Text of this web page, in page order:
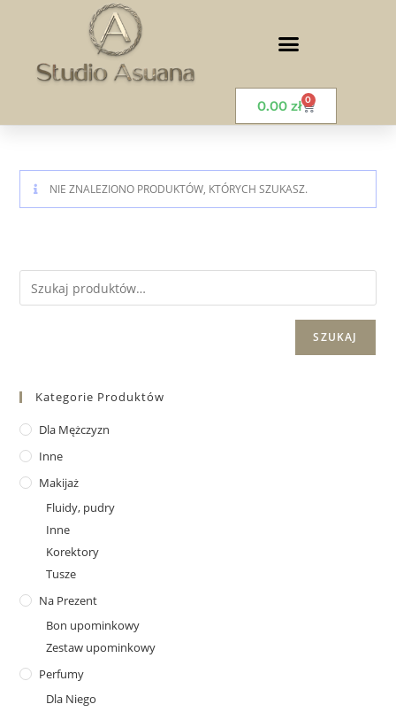
0.00 zł 0
NIE ZNALEZIONO PRODUKTÓW, KTÓRYCH SZUKASZ.
SZUKAJ
Kategorie Produktów
Dla Mężczyzn
Inne
Makijaż
Fluidy, pudry
Inne
Korektory
Tusze
Na Prezent
Bon upominkowy
Zestaw upominkowy
Perfumy
Dla Niego